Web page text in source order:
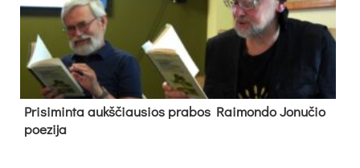
Pri­si­min­ta aukš­čiau­sios pra­bos Rai­mon­do Jo­nu­čio
poe­zi­ja